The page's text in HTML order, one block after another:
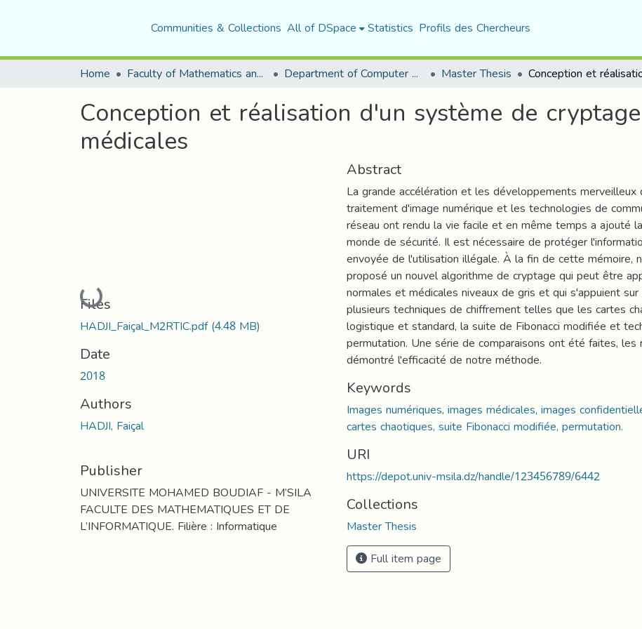
Communities & Collections All of DSpace Statistics Profils des Chercheurs
Home Faculty of Mathematics and Computer Science Department of Computer Science Master Thesis
Conception et réalisation d'un système de
médicales
Loading...
Files
HADJI_Faiçal_M2RTIC.pdf(4.48 MB)
Date
2018
Authors
HADJI, Faiçal
Publisher
UNIVERSITE MOHAMED BOUDIAF - M’SILA
FACULTE DES MATHEMATIQUES ET DE
L’INFORMATIQUE. Filière : Informatique
Abstract
La grande accélération et les développements merveilleux
traitement d'image numérique et les technologies de
réseau ont rendu la vie facile et en même temps a ajouté
monde de sécurité. Il est nécessaire de protéger
envoyée de l'utilisation illégale. À la fin de cette mémoire,
proposé un nouvel algorithme de cryptage qui peut être
normales et médicales niveaux de gris et qui s'appuient
plusieurs techniques de chiffrement telles que les cartes
logistique et standard, la suite de Fibonacci modifiée et
permutation. Une série de comparaisons ont été faites,
démontré l'efficacité de notre méthode.
Keywords
Images numériques, images médicales, images
cartes chaotiques, suite Fibonacci modifiée, permutation.
URI
https://depot.univ-msila.dz/handle/123456789/6442
Collections
Master Thesis
Full item page